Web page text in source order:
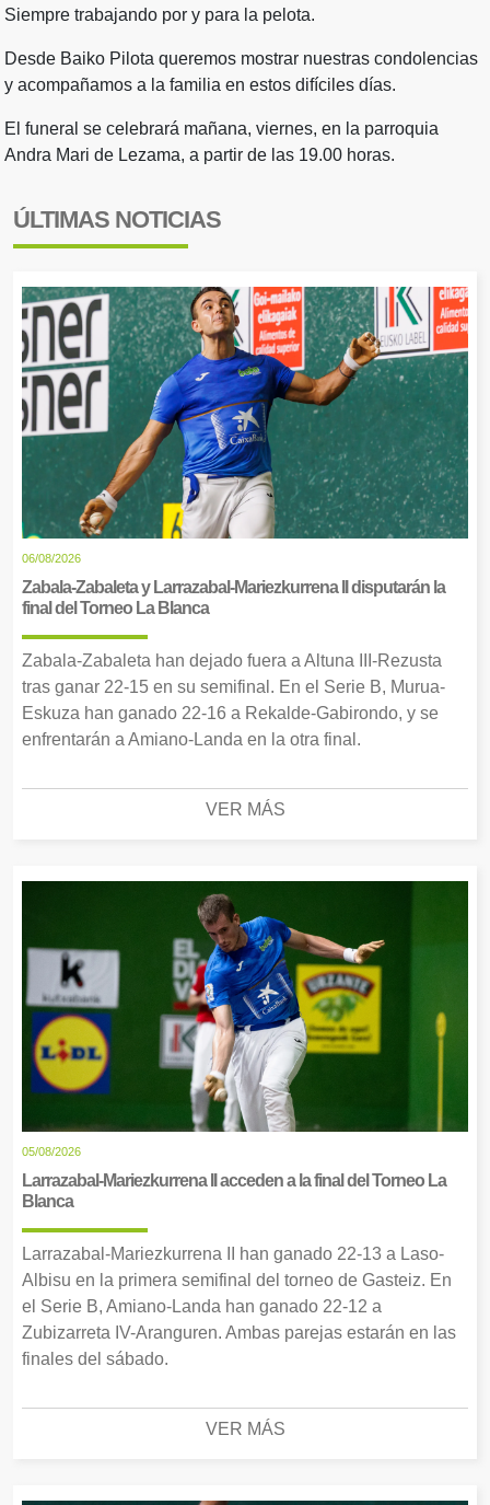
Siempre trabajando por y para la pelota.
Desde Baiko Pilota queremos mostrar nuestras condolencias
y acompañamos a la familia en estos difíciles días.
El funeral se celebrará mañana, viernes, en la parroquia
Andra Mari de Lezama, a partir de las 19.00 horas.
ÚLTIMAS NOTICIAS
06/08/2026
Zabala-Zabaleta y Larrazabal-Mariezkurrena II disputarán la
final del Torneo La Blanca
Zabala-Zabaleta han dejado fuera a Altuna III-Rezusta
tras ganar 22-15 en su semifinal. En el Serie B, Murua-
Eskuza han ganado 22-16 a Rekalde-Gabirondo, y se
enfrentarán a Amiano-Landa en la otra final.
VER MÁS
05/08/2026
Larrazabal-Mariezkurrena II acceden a la final del Torneo La
Blanca
Larrazabal-Mariezkurrena II han ganado 22-13 a Laso-
Albisu en la primera semifinal del torneo de Gasteiz. En
el Serie B, Amiano-Landa han ganado 22-12 a
Zubizarreta IV-Aranguren. Ambas parejas estarán en las
finales del sábado.
VER MÁS